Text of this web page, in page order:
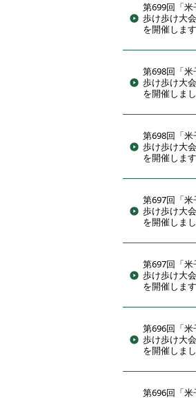
第699回「米
歩け歩け大
を開催します
第698回「米
歩け歩け大
を開催しま
第698回「米
歩け歩け大
を開催します
第697回「米
歩け歩け大
を開催しま
第697回「米
歩け歩け大
を開催します
第696回「米
歩け歩け大
を開催しま
第696回「米